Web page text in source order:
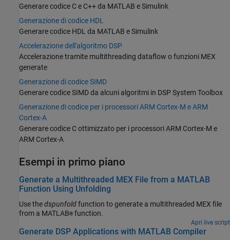
Generare codice C e C++ da MATLAB e Simulink
Generazione di codice HDL
Generare codice HDL da MATLAB e Simulink
Accelerazione dell'algoritmo DSP
Accelerazione tramite multithreading dataflow o funzioni MEX
generate
Generazione di codice SIMD
Generare codice SIMD da alcuni algoritmi in DSP System Toolbox
Generazione di codice per i processori ARM Cortex-M e ARM
Cortex-A
Generare codice C ottimizzato per i processoriARM Cortex-M e
ARM Cortex-A
Esempi in primo piano
Generate a Multithreaded MEX File from a MATLAB
Function Using Unfolding
Use thedspunfoldfunction to generate a multithreaded MEX file
from a MATLAB® function.
Apri live script
Generate DSP Applications with MATLAB Compiler